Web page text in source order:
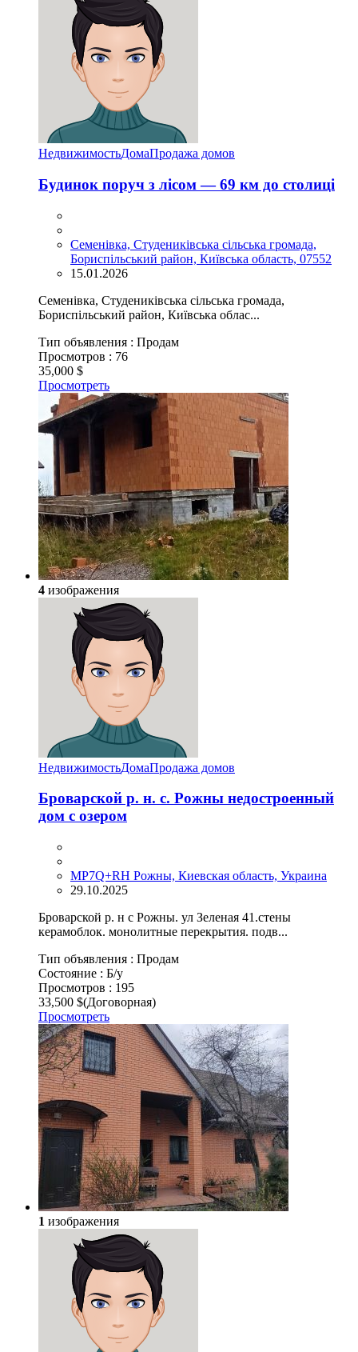
НедвижимостьДомаПродажа домов
Будинок поруч з лісом — 69 км до столиці
Семенівка, Студениківська сільська громада,
Бориспільський район, Київська область, 07552
15.01.2026
Семенівка, Студениківська сільська громада,
Бориспільський район, Київська облас...
Тип объявления : Продам
Просмотров : 76
35,000 $
Просмотреть
4 изображения
НедвижимостьДомаПродажа домов
Броварской р. н. с. Рожны недостроенный
дом с озером
MP7Q+RH Рожны, Киевская область, Украина
29.10.2025
Броварской р. н с Рожны. ул Зеленая 41.стены
керамоблок. монолитные перекрытия. подв...
Тип объявления : Продам
Состояние : Б/у
Просмотров : 195
33,500 $(Договорная)
Просмотреть
1 изображения